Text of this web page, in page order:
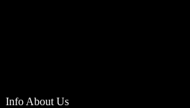
Info About Us